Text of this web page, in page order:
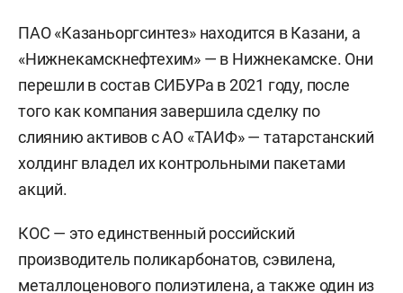
ПАО «Казаньоргсинтез» находится в Казани, а
«Нижнекамскнефтехим» — в Нижнекамске. Они
перешли в состав СИБУРа в 2021 году, после
того как компания завершила сделку по
слиянию активов с АО «ТАИФ» — татарстанский
холдинг владел их контрольными пакетами
акций.
КОС — это единственный российский
производитель поликарбонатов, сэвилена,
металлоценового полиэтилена, а также один из